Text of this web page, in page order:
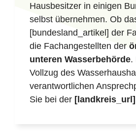
Hausbesitzer in einigen
selbst übernehmen. Ob
[bundesland_artikel] der
die Fachangestellten der
unteren Wasserbehörde.
Vollzug des
verantwortlichen
Sie bei der [landkreis_url]